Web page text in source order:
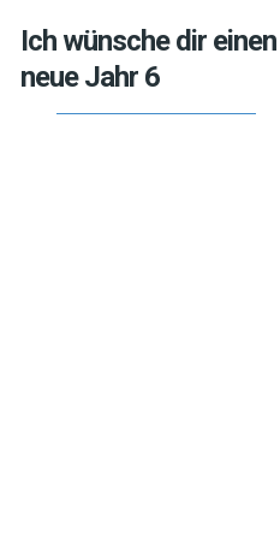
Ich wünsche dir
neue Jahr 6